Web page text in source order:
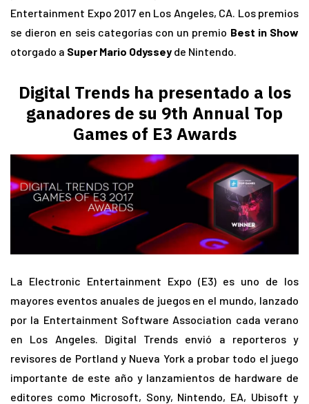
Entertainment Expo 2017 en Los Angeles, CA. Los premios
se dieron en seis categorías con un premio Best in Show
otorgado a Super Mario Odyssey de Nintendo.
Digital Trends ha presentado a los
ganadores de su 9th Annual Top
Games of E3 Awards
La Electronic Entertainment Expo (E3) es uno de los
mayores eventos anuales de juegos en el mundo, lanzado
por la Entertainment Software Association cada verano
en Los Angeles. Digital Trends envió a reporteros y
revisores de Portland y Nueva York a probar todo el juego
importante de este año y lanzamientos de hardware de
editores como Microsoft, Sony, Nintendo, EA, Ubisoft y